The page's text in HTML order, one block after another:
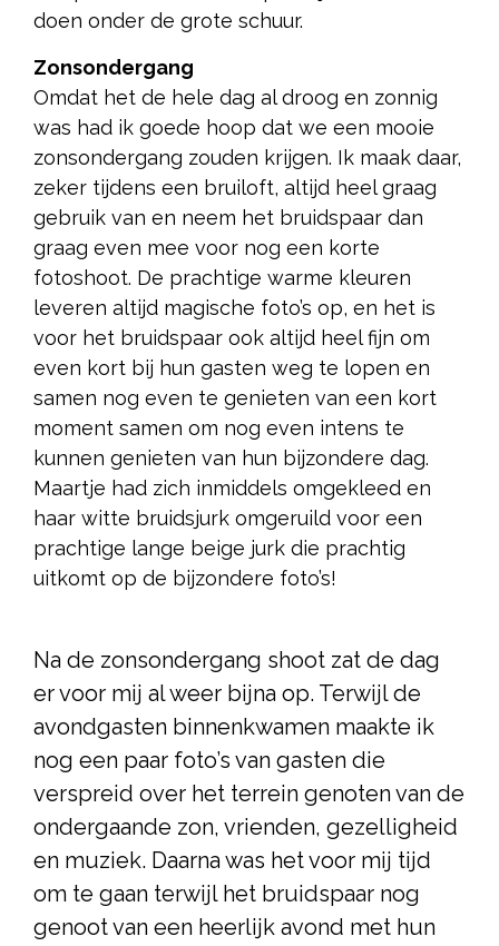
doen onder de grote schuur.
Zonsondergang
Omdat het de hele dag al droog en zonnig
was had ik goede hoop dat we een mooie
zonsondergang zouden krijgen. Ik maak daar,
zeker tijdens een bruiloft, altijd heel graag
gebruik van en neem het bruidspaar dan
graag even mee voor nog een korte
fotoshoot. De prachtige warme kleuren
leveren altijd magische foto’s op, en het is
voor het bruidspaar ook altijd heel fijn om
even kort bij hun gasten weg te lopen en
samen nog even te genieten van een kort
moment samen om nog even intens te
kunnen genieten van hun bijzondere dag.
Maartje had zich inmiddels omgekleed en
haar witte bruidsjurk omgeruild voor een
prachtige lange beige jurk die prachtig
uitkomt op de bijzondere foto’s!
Na de zonsondergang shoot zat de dag
er voor mij al weer bijna op. Terwijl de
avondgasten binnenkwamen maakte ik
nog een paar foto’s van gasten die
verspreid over het terrein genoten van de
ondergaande zon, vrienden, gezelligheid
en muziek. Daarna was het voor mij tijd
om te gaan terwijl het bruidspaar nog
genoot van een heerlijk avond met hun